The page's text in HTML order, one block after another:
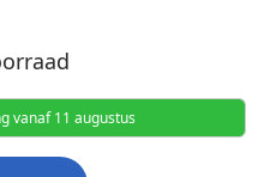
vanaf 11 augustus